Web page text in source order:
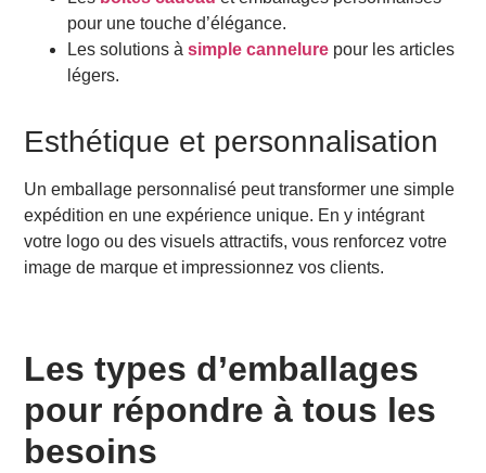
Comment choisir le bon emballage pour mon
produit ?
Comment protéger un produit fragile lors de
l’expédition ?
commerce ?
Comment optimiser l’expédition de mes colis pour
Quels sont les formats d’emballage e-commerce les
plus courants ?
Peut-on recycler les emballages e-commerce ?
Comment rendre mes emballages plus attractifs ?
marque ?
pour une touche d’élégance.
Les solutions àsimple cannelure pour les articles
légers.
Esthétique et personnalisation
Un emballage personnalisé peut transformer une simple
expédition en une expérience unique. En y intégrant
votre logo ou des visuels attractifs, vous renforcez votre
image de marque et impressionnez vos clients.
Les types d’emballages
pour répondre à tous les
besoins